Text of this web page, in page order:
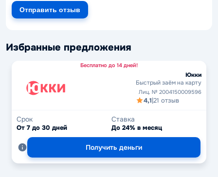
Отправить отзыв
Избранные предложения
Бесплатно до 14 дней!
Юкки
Быстрый заём на карту
Лиц. № 2004150009596
4,1|21 отзыв
Срок
От 7 до 30 дней
Ставка
До 24% в месяц
Получить деньги